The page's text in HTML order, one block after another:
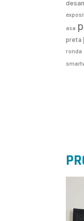
asa
preta
ronda